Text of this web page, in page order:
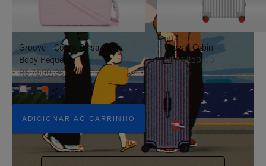
PAUSÁ-
LO
FAVOR,
CLIQUE
PARA
ATIVÁ-
LO
Groove - Couro Bolsa Cross-
Body Pequena
R$ 7.550,00
+5
ADICIONAR AO CARRINHO
Classic Cabin
R$ 14.250,00